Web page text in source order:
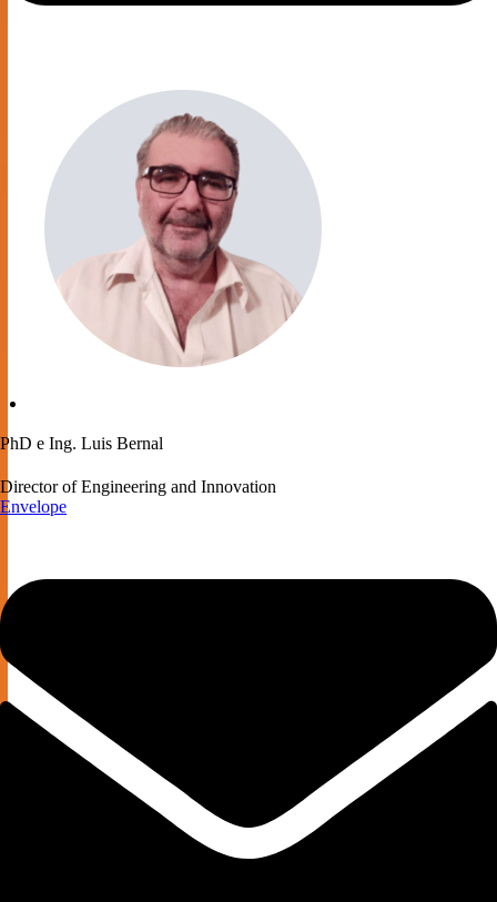
PhD e Ing. Luis Bernal
Director of Engineering and Innovation
Envelope